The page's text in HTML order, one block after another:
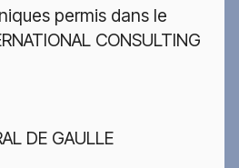
permis dans le
CONSULTING
DE GAULLE